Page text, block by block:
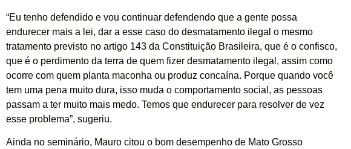
“Eu tenho defendido e vou continuar defendendo que a gente possa
endurecer mais a lei, dar a esse caso do desmatamento ilegal o mesmo
tratamento previsto no artigo 143 da Constituição Brasileira, que é o confisco,
que é o perdimento da terra de quem fizer desmatamento ilegal, assim como
ocorre com quem planta maconha ou produz concaína. Porque quando você
tem uma pena muito dura, isso muda o comportamento social, as pessoas
passam a ter muito mais medo. Temos que endurecer para resolver de vez
esse problema”, sugeriu.
Ainda no seminário, Mauro citou o bom desempenho de Mato Grosso